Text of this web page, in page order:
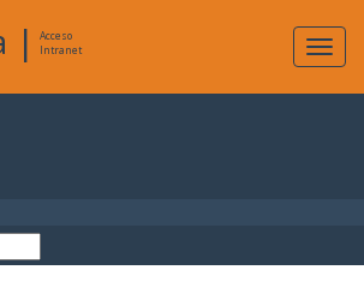
|
Acceso
Intranet